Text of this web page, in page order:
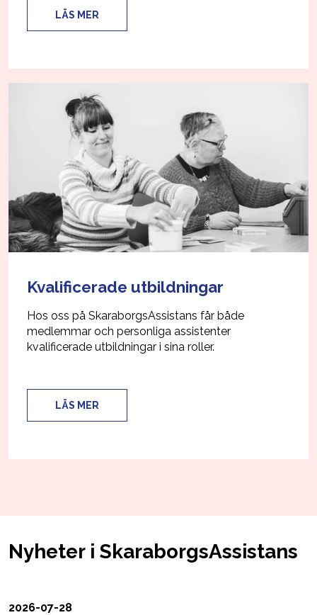
LÄS MER
Kvalificerade utbildningar
Hos oss på SkaraborgsAssistans får både
medlemmar och personliga assistenter
kvalificerade utbildningar i sina roller.
LÄS MER
Nyheter i SkaraborgsAssistans
2026-07-28